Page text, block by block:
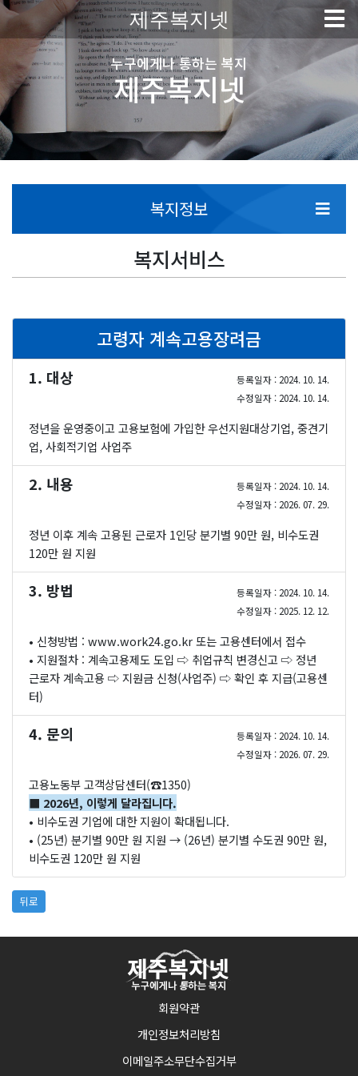
제주복지넷
누구에게나 통하는 복지
제주복지넷
복지정보
복지서비스
고령자 계속고용장려금
1. 대상
등록일자 : 2024. 10. 14.
수정일자 : 2024. 10. 14.
정년을 운영중이고 고용보험에 가입한 우선지원대상기업, 중견기
업, 사회적기업 사업주
2. 내용
등록일자 : 2024. 10. 14.
수정일자 : 2026. 07. 29.
정년 이후 계속 고용된 근로자 1인당 분기별 90만 원, 비수도권
120만 원 지원
3. 방법
등록일자 : 2024. 10. 14.
수정일자 : 2025. 12. 12.
• 신청방법 : www.work24.go.kr또는 고용센터에서 접수
• 지원절차 : 계속고용제도 도입 ⇨ 취업규칙 변경신고 ⇨ 정년
근로자 계속고용 ⇨ 지원금 신청(사업주) ⇨ 확인 후 지급(고용센
터)
4. 문의
등록일자 : 2024. 10. 14.
수정일자 : 2026. 07. 29.
고용노동부 고객상담센터(☎1350)
■ 2026년, 이렇게 달라집니다.
• 비수도권 기업에 대한 지원이 확대됩니다.
• (25년) 분기별 90만 원 지원 → (26년) 분기별 수도권 90만 원,
비수도권 120만 원 지원
뒤로
회원약관
개인정보처리방침
이메일주소무단수집거부